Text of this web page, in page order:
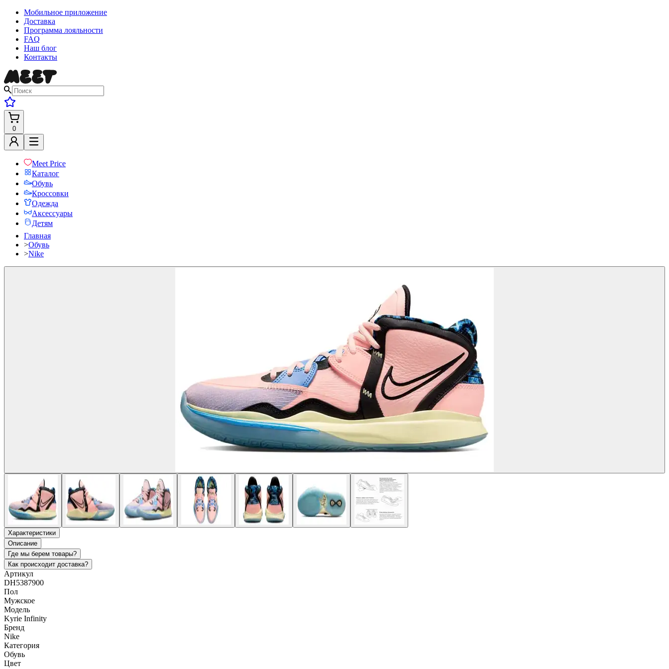
Мобильное приложение
Доставка
Программа лояльности
FAQ
Наш блог
Контакты
0
Meet Price
Каталог
Обувь
Кроссовки
Одежда
Аксессуары
Детям
Главная
>Обувь
>Nike
Характеристики
Описание
Где мы берем товары?
Как происходит доставка?
Артикул
DH5387900
Пол
Мужское
Модель
Kyrie Infinity
Бренд
Nike
Категория
Обувь
Цвет